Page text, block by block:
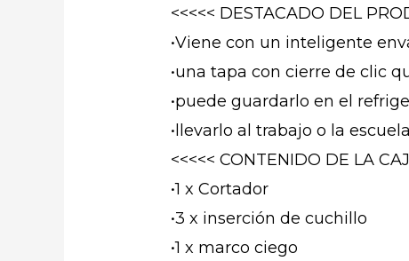
<<<<< DESTACADO DEL
•Viene con un inteligente
•una tapa con cierre de clic
•puede guardarlo en el
•llevarlo al trabajo o la
<<<<< CONTENIDO DE LA
•1 x Cortador
•3 x inserción de cuchillo
•1 x marco ciego